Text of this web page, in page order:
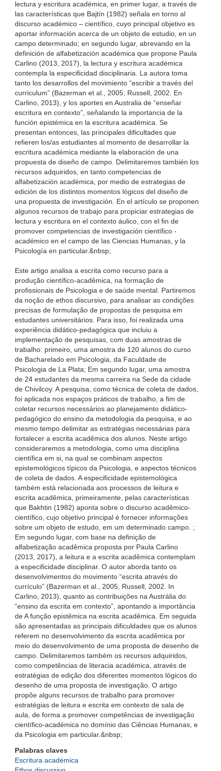
lectura y escritura académica, en primer lugar, a través de
las características que Bajtín (1982) señala en torno al
discurso académico – científico, cuyo principal objetivo es
aportar información acerca de un objeto de estudio, en un
campo determinado; en segundo lugar, abrevando en la
definición de alfabetización académica que propone Paula
Carlino (2013, 2017), la lectura y escritura académica
contempla la especificidad disciplinaria. La autora toma
tanto los desarrollos del movimiento “escribir a través del
curriculum” (Bazerman et al., 2005; Russell, 2002. En
Carlino, 2013), y los aportes en Australia de “enseñar
escritura en contexto”, señalando la importancia de la
función epistémica en la escritura académica. Se
presentan entonces, las principales dificultades que
refieren los/as estudiantes al momento de desarrollar la
escritura académica mediante la elaboración de una
propuesta de diseño de campo. Delimitaremos también los
recursos adquiridos, en tanto competencias de
alfabetización académica, por medio de estrategias de
edición de los distintos momentos lógicos del diseño de
una propuesta de investigación. En el artículo se proponen
algunos recursos de trabajo para propiciar estrategias de
lectura y escritura en el contexto áulico, con el fin de
promover competencias de investigación científico -
académico en el campo de las Ciencias Humanas, y la
Psicología en particular.&nbsp;
Este artigo analisa a escrita como recurso para a
produção científico-acadêmica, na formação de
profissionais de Psicologia e de saúde mental. Partiremos
da noção de ethos discursivo, para analisar as condições
precisas de formulação de propostas de pesquisa em
estudantes universitários. Para isso, foi realizada uma
experiência didático-pedagógica que incluiu a
implementação de pesquisas, com duas amostras de
trabalho: primeiro, uma amostra de 120 alunos do curso
de Bacharelado em Psicologia, da Faculdade de
Psicologia de La Plata; Em segundo lugar, uma amostra
de 24 estudantes da mesma carreira na Sede da cidade
de Chivilcoy. A pesquisa, como técnica de coleta de dados,
foi aplicada nos espaços práticos de trabalho, a fim de
coletar recursos necessários ao planejamento didático-
pedagógico do ensino da metodologia da pesquisa, e ao
mesmo tempo delimitar as estratégias necessárias para
fortalecer a escrita acadêmica dos alunos. Neste artigo
consideraremos a metodologia, como uma disciplina
científica em si, na qual se combinam aspectos
epistemológicos típicos da Psicologia, e aspectos técnicos
de coleta de dados. A especificidade epistemológica
também está relacionada aos processos de leitura e
escrita acadêmica, primeiramente, pelas características
que Bakhtin (1982) aponta sobre o discurso acadêmico-
científico, cujo objetivo principal é fornecer informações
sobre um objeto de estudo, em um determinado campo. ;
Em segundo lugar, com base na definição de
alfabetização acadêmica proposta por Paula Carlino
(2013, 2017), a leitura e a escrita acadêmica contemplam
a especificidade disciplinar. O autor aborda tanto os
desenvolvimentos do movimento “escrita através do
currículo” (Bazerman et al., 2005; Russell, 2002. In
Carlino, 2013), quanto as contribuições na Austrália do
“ensino da escrita em contexto”, apontando a importância
de A função epistêmica na escrita acadêmica. Em seguida
são apresentadas as principais dificuldades que os alunos
referem no desenvolvimento da escrita acadêmica por
meio do desenvolvimento de uma proposta de desenho de
campo. Delimitaremos também os recursos adquiridos,
como competências de literacia académica, através de
estratégias de edição dos diferentes momentos lógicos do
desenho de uma proposta de investigação. O artigo
propõe alguns recursos de trabalho para promover
estratégias de leitura e escrita em contexto de sala de
aula, de forma a promover competências de investigação
científico-académica no domínio das Ciências Humanas, e
da Psicologia em particular.&nbsp;
Palabras claves
Escritura académica